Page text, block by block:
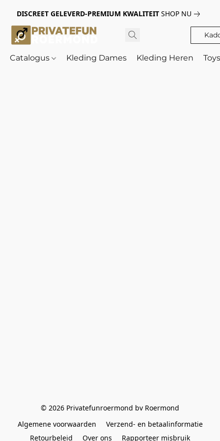
DISCREET GELEVERD-PREMIUM KWALITEIT SHOP NU
Catalogus Kleding Dames Kleding Heren
© 2026 Privatefunroermond bv Roermond
Algemene voorwaarden
Verzend- en betaalinformatie
Retourbeleid
Over ons Rapporteer misbruik